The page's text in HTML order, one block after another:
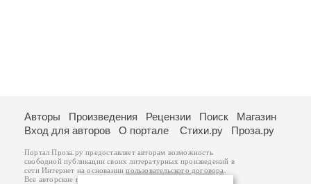
Авторы Произведения Рецензии Поиск
Магазин
Вход для авторов
О портале Стихи.ру Проза.ру
Портал Проза.ру предоставляет авторам возможность
свободной публикации своих литературных произведений в
сети Интернет на основаниипользовательского договора
Все авторские права на произведения принадлежат авторам